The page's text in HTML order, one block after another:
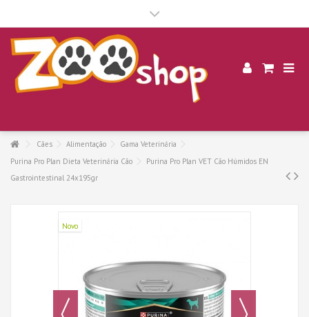
Cães Alimentação
Gama Veterinária
Purina Pro Plan Dieta Veterinária Cão
Purina Pro Plan VET Cão Húmidos EN
Gastrointestinal 24x195gr
Novo